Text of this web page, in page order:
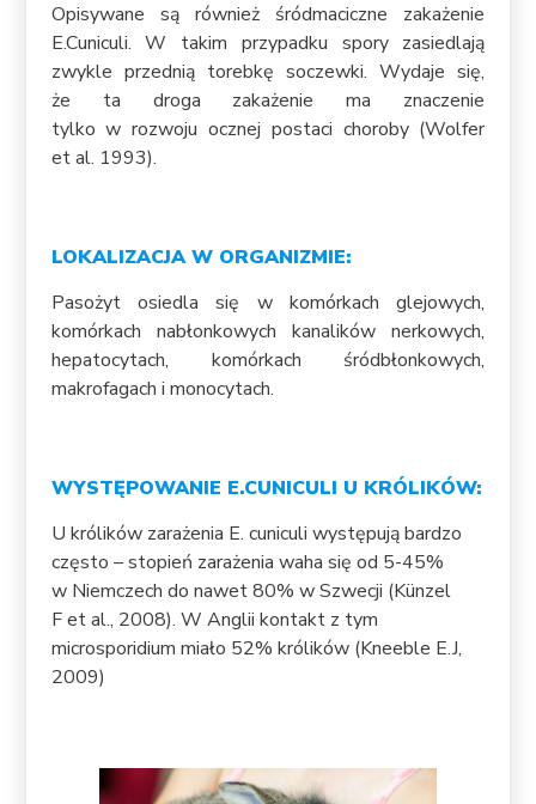
Opisywane są również śródmaciczne zakażenie
E.Cuniculi. W takim przypadku spory zasiedlają
zwykle przednią torebkę soczewki. Wydaje się,
że ta droga zakażenie ma znaczenie
tylko w rozwoju ocznej postaci choroby (Wolfer
et al. 1993).
LOKALIZACJA W ORGANIZMIE:
Pasożyt osiedla się w komórkach glejowych,
komórkach nabłonkowych kanalików nerkowych,
hepatocytach, komórkach śródbłonkowych,
makrofagach i monocytach.
WYSTĘPOWANIE E.CUNICULI U KRÓLIKÓW:
U królików zarażenia E. cuniculi występują bardzo
często – stopień zarażenia waha się od 5-45%
w Niemczech do nawet 80% w Szwecji (Künzel
F et al., 2008). W Anglii kontakt z tym
microsporidium miało 52% królików (Kneeble E.J,
2009)